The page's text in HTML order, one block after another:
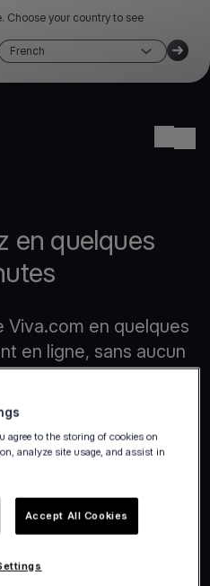
Choose your country to see
French
en quelques
en quelques
en ligne, sans aucun
papier.
agree to the storing of cookies on
analyze site usage, and assist in
Accept All Cookies